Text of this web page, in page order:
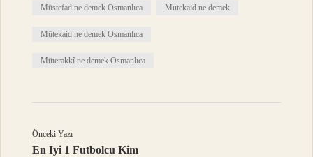
Müstefad ne demek Osmanlıca Mutekaid ne demek
Mütekaid ne demek Osmanlıca
Müterakkî ne demek Osmanlıca
Önceki Yazı
En Iyi 1 Futbolcu Kim